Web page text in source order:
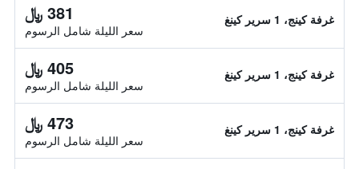
غرفة كينج، 1 سرير كينغ 381 ﷼
سعر الليلة شامل الرسوم
غرفة كينج، 1 سرير كينغ 405 ﷼
سعر الليلة شامل الرسوم
غرفة كينج، 1 سرير كينغ 473 ﷼
سعر الليلة شامل الرسوم